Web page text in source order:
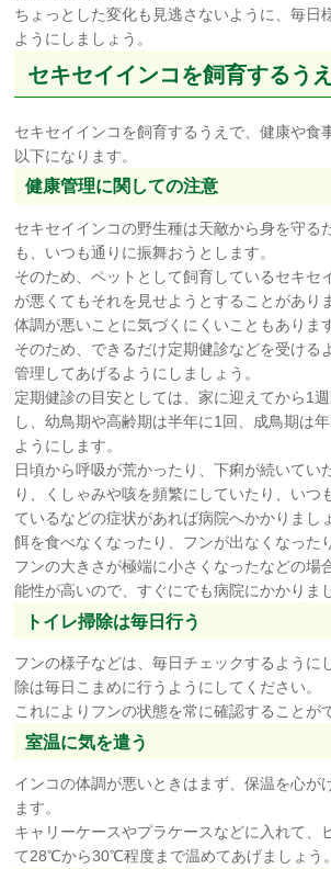
ちょっとした変化も見逃さないように、毎日
ようにしましょう。
セキセイインコを飼育するう
セキセイインコを飼育するうえで、健康や食
以下になります。
健康管理に関しての注意
セキセイインコの野生種は天敵から身を守る
も、いつも通りに振舞おうとします。
そのため、ペットとして飼育しているセキセ
が悪くてもそれを見せようとすることがあり
体調が悪いことに気づくにくいこともありま
そのため、できるだけ定期健診などを受ける
管理してあげるようにしましょう。
定期健診の目安としては、家に迎えてから1
し、幼鳥期や高齢期は半年に1回、成鳥期は
ようにします。
日頃から呼吸が荒かったり、下痢が続いてい
り、くしゃみや咳を頻繁にしていたり、いつ
ているなどの症状があれば病院へかかりまし
餌を食べなくなったり、フンが出なくなった
フンの大きさが極端に小さくなったなどの場
能性が高いので、すぐにでも病院にかかりま
トイレ掃除は毎日行う
フンの様子などは、毎日チェックするように
除は毎日こまめに行うようにしてください。
これによりフンの状態を常に確認することが
室温に気を遣う
インコの体調が悪いときはまず、保温を心が
ます。
キャリーケースやプラケースなどに入れて、
て28℃から30℃程度まで温めてあげましょう。